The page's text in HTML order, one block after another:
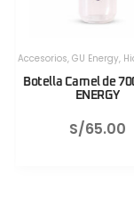
Válvula CNC TLR
S/130.00